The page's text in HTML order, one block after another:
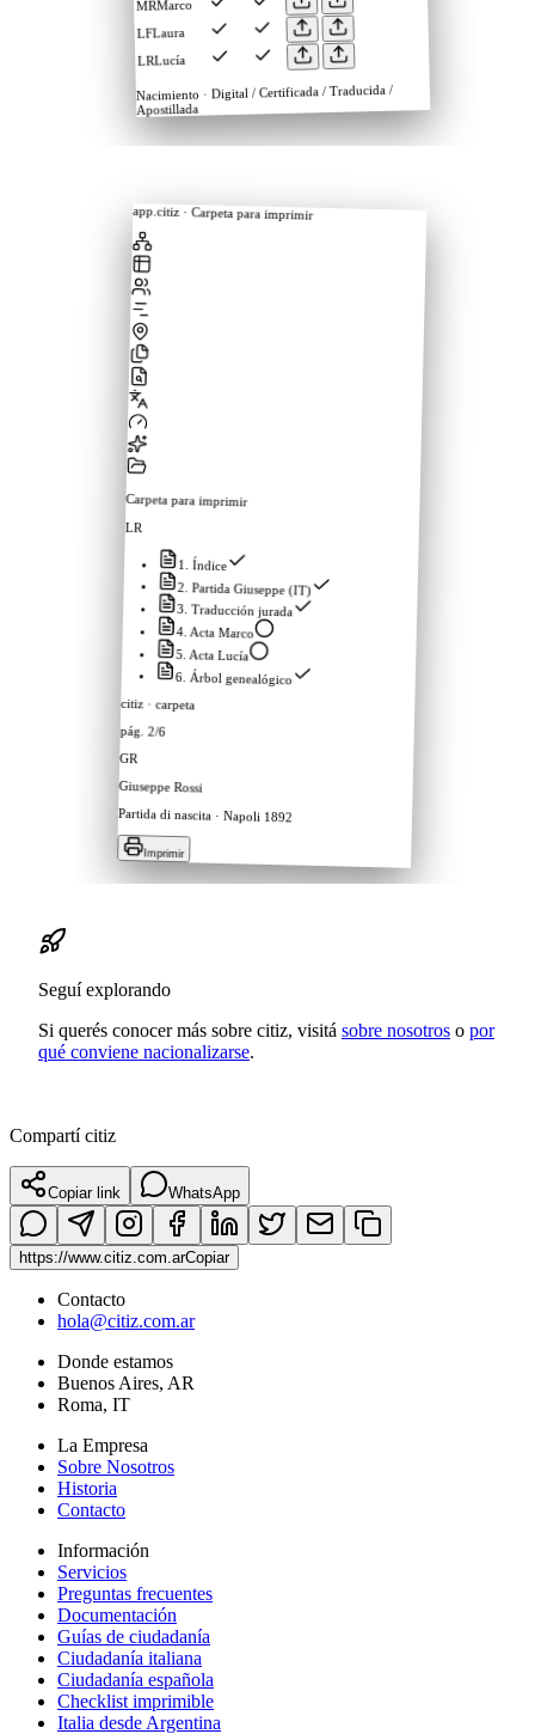
app.citiz ·Documentos
Documentos
AR Antonio
RBRosa
Nacimiento · Digital / Certificada /
Apostillada
app.citiz ·
Seguí explorando
Si querés conocer más sobre citiz, visitá sobre nosotros o por
qué conviene nacionalizarse.
Compartí citiz
Copiar link WhatsApp
https://www.citiz.com.arCopiar
Contacto
hola@citiz.com.ar
Donde estamos
Buenos Aires, AR
Roma, IT
La Empresa
Sobre Nosotros
Historia
Contacto
Información
Servicios
Preguntas frecuentes
Documentación
Guías de ciudadanía
Ciudadanía italiana
Ciudadanía española
Checklist imprimible
Italia desde Argentina